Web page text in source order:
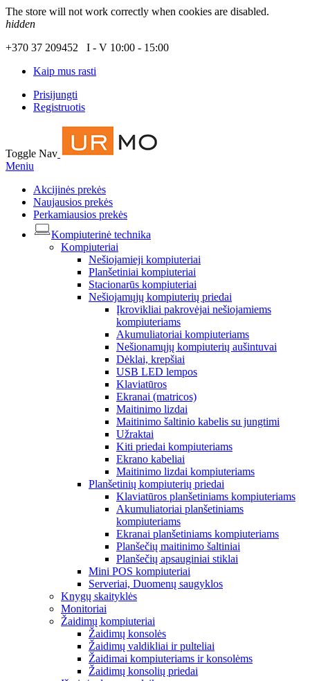
The store will not work correctly when cookies are disabled.
hidden
+370 37 209452 I - V 10:00 - 15:00
Kaip mus rasti
Prisijungti
Registruotis
Toggle Nav
Meniu
Akcijinės prekės
Naujausios prekės
Perkamiausios prekės
Kompiuterinė technika
Kompiuteriai
Nešiojamieji kompiuteriai
Planšetiniai kompiuteriai
Stacionarūs kompiuteriai
Nešiojamųjų kompiuterių priedai
Įkrovikliai pakrovėjai nešiojamiems
kompiuteriams
Akumuliatoriai kompiuteriams
Nešionamųjų kompiuterių aušintuvai
Dėklai, krepšiai
USB LED lempos
Klaviatūros
Ekranai (matricos)
Maitinimo lizdai
Maitinimo šaltinio kabelis su jungtimi
Užraktai
Kiti priedai kompiuteriams
Ekrano kabeliai
Maitinimo lizdai kompiuteriams
Planšetinių kompiuterių priedai
Klaviatūros planšetiniams kompiuteriams
Akumuliatoriai planšetiniams
kompiuteriams
Ekranai planšetiniams kompiuteriams
Planšečių maitinimo šaltiniai
Planšečių apsauginiai stiklai
Mini POS kompiuteriai
Serveriai, Duomenų saugyklos
Knygų skaityklės
Monitoriai
Žaidimų kompiuteriai
Žaidimų konsolės
Žaidimų valdikliai ir pulteliai
Žaidimai kompiuteriams ir konsolėms
Žaidimų konsolių priedai